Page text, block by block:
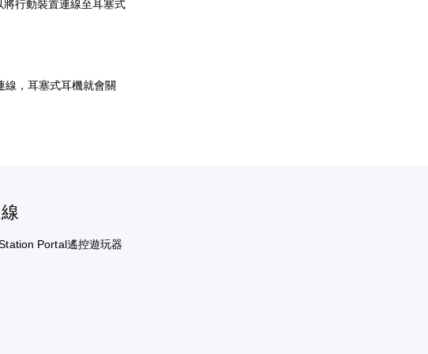
行動裝置連線至耳塞式
線，耳塞式耳機就會關
Portal遙控遊玩器